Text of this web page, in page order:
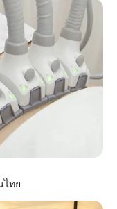
It Was Caught On
On Her Face.
Kid And Mom –
ไทย